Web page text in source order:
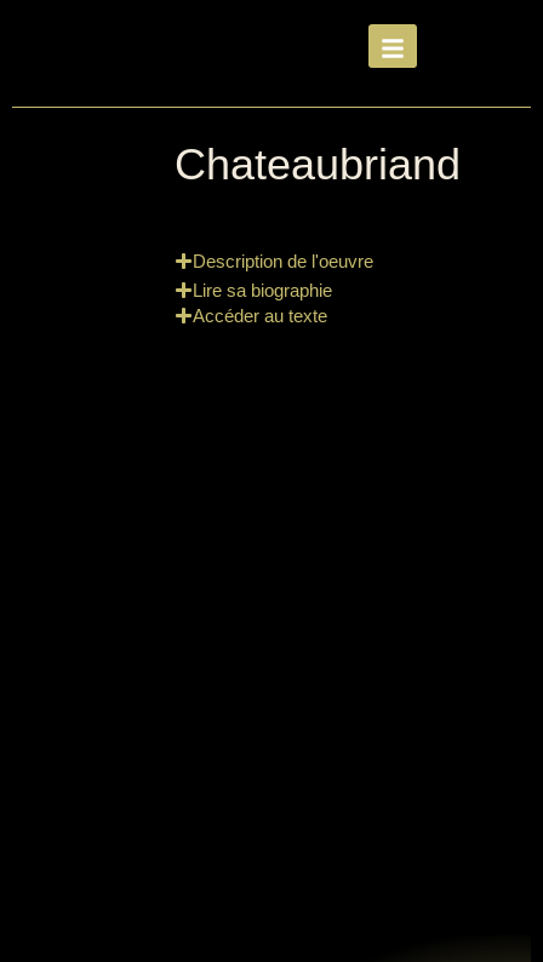
Chateaubriand
Description de l'oeuvre
Lire sa biographie
Accéder au texte